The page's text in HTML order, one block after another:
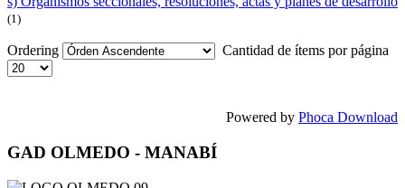
(1)
Ordering Cantidad de ítems por página
Powered by Phoca Download
GAD OLMEDO - MANABÍ